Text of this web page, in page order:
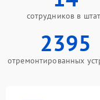
сотрудников в
2395
отремонтированных